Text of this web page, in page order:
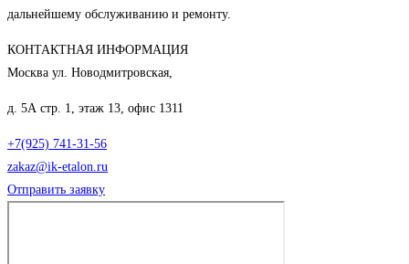
дальнейшему обслуживанию и ремонту.
КОНТАКТНАЯ ИНФОРМАЦИЯ
Москва ул. Новодмитровская,
д. 5А стр. 1, этаж 13, офис 1311
+7(925) 741-31-56
zakaz@ik-etalon.ru
Отправить заявку